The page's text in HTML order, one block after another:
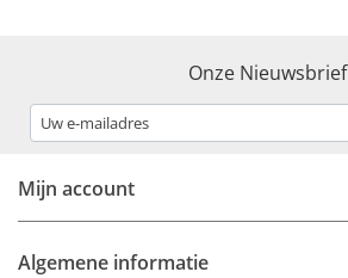
Onze Nieuwsbrief
Mijn account
Algemene informatie